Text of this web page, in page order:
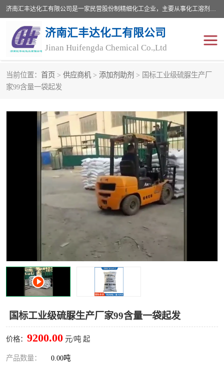
济南汇丰达化工有限公司是一家民营股份制精细化工企业，主要从事化工溶剂、药用辅料、合成中间体等深加工产品的研制开发、生产、销售和进出口贸易。主营产品：环氧丙烷，十二烷基苯，甲基磺酸，磺酸，DMF，DMAC，甘油，苯甲醇，乙酰氯，甲基丙烯酸，甲基丙烯酸甲酯，叔丁醇，异辛酸，二乙烯三胺，一乙，二乙‎，三乙醇胺，原乙酸三甲酯等化工产品及中间体。欢迎各界朋友洽谈咨询业务。
济南汇丰达化工有限公司
Jinan Huifengda Chemical Co.,Ltd
当前位置： 首页 > 供应商机 > 添加剂助剂 > 国标工业级硫脲生产厂
家99含量一袋起发
国标工业级硫脲生产厂家99含量一袋起发
价格： 9200.00 元/吨 起
产品数量： 0.00吨
胺类
醇类 醚类
酚类
羧酸衍生物 无机化工原料
有机溶剂
添加剂助剂 十二烷基苯
十二烷基苯磺酸 甲醇钠
三乙胺
丙二醇甲醚醋酸酯
醛类